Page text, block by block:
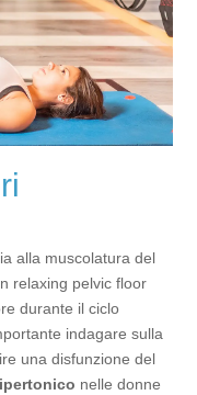
alla muscolatura del
relaxing pelvic floor
durante il ciclo
indagare sulla
una disfunzione del
nelle donne